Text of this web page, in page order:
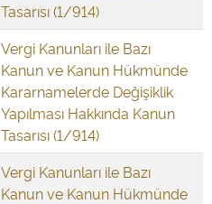
Tasarısı (1/914)
Vergi Kanunları ile Bazı
Kanun ve Kanun Hükmünde
Kararnamelerde Değişiklik
Yapılması Hakkında Kanun
Tasarısı (1/914)
Vergi Kanunları ile Bazı
Kanun ve Kanun Hükmünde